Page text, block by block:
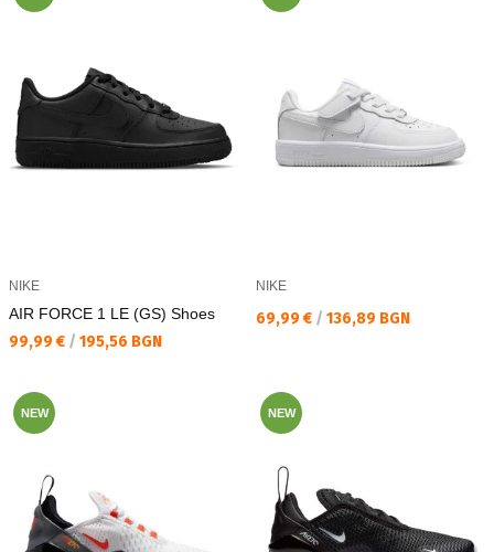
NIKE
AIR FORCE 1 LE (GS) Shoes
Текуща цена:
99,99 € / 195,56 BGN
NIKE
Текуща цена:
69,99 € / 136,89 BGN
NEW NEW